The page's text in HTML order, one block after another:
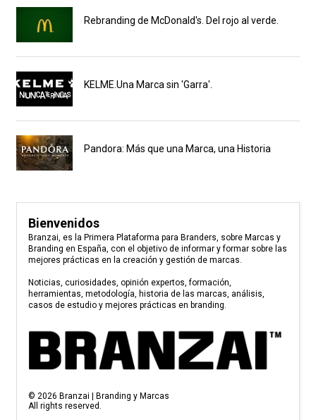
Rebranding de McDonald's. Del rojo al verde.
KELME.Una Marca sin 'Garra'.
Pandora: Más que una Marca, una Historia
Bienvenidos
Branzai, es la Primera Plataforma para Branders, sobre Marcas y
Branding en España, con el objetivo de informar y formar sobre las
mejores prácticas en la creación y gestión de marcas.
Noticias, curiosidades, opinión expertos, formación,
herramientas, metodología, historia de las marcas, análisis,
casos de estudio y mejores prácticas en branding.
© 2026 Branzai | Branding y Marcas
All rights reserved.